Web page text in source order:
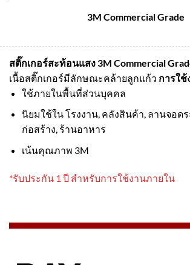
3M Commercial Grade
สติ๊กเกอร์สะท้อนแสง 3M Commercial
เนื้อสติ๊กเกอร์มีลักษณะคล้ายลูกแก้ว การใช้
ใช้ภายในพื้นที่ส่วนบุคคล
นิยมใช้ใน โรงงาน, คลังสินค้า, ลานจอด
ก่อสร้าง, ร้านอาหาร
เน้นคุณภาพ 3M
*รับประกัน 1 ปี สำหรับการใช้งานภายใน